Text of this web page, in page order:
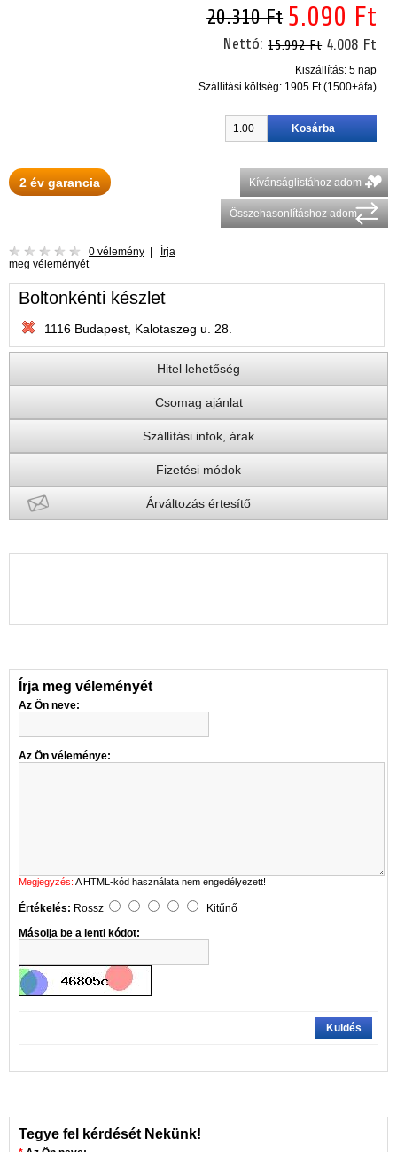
20.310 Ft 5.090 Ft
Nettó:15.992 Ft 4.008 Ft
Kiszállítás: 5 nap
Szállítási költség: 1905 Ft (1500+áfa)
2 év garancia Kívánságlistához adom
Összehasonlításhoz adom
0 vélemény | Írja
meg véleményét
Boltonkénti készlet
1116 Budapest, Kalotaszeg u. 28.
Hitel lehetőség
Csomag ajánlat
Szállítási infok, árak
Fizetési módok
Árváltozás értesítő
Írja meg véleményét
Az Ön neve:
Az Ön véleménye:
Megjegyzés: A HTML-kód használata nem engedélyezett!
Értékelés: Rossz
Kitűnő
Másolja be a lenti kódot:
Küldés
Tegye fel kérdését Nekünk!